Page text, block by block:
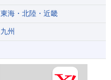
東海・北陸・近畿
九州